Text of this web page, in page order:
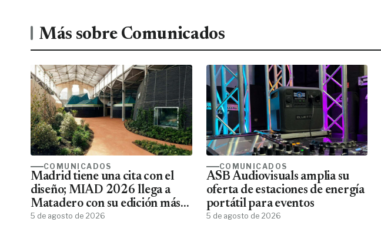
Más sobre Comunicados
COMUNICADOS
Madrid tiene una cita con el
diseño; MIAD 2026 llega a
Matadero con su edición más
ambiciosa
5 de agosto de 2026
COMUNICADOS
ASB Audiovisuals amplia su
oferta de estaciones de energía
portátil para eventos
5 de agosto de 2026